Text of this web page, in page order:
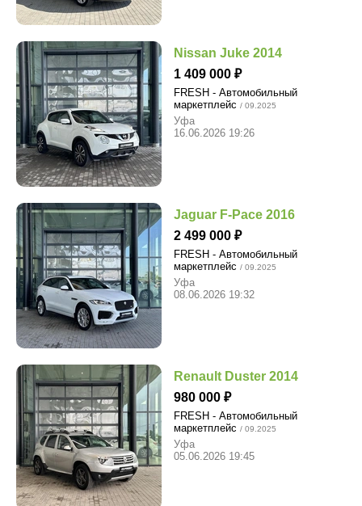
Nissan Juke 2014
1 409 000
FRESH - Автомобильный
маркетплейс / 09.2025
Уфа
16.06.2026 19:26
Jaguar F-Pace 2016
2 499 000
FRESH - Автомобильный
маркетплейс / 09.2025
Уфа
08.06.2026 19:32
Renault Duster 2014
980 000
FRESH - Автомобильный
маркетплейс / 09.2025
Уфа
05.06.2026 19:45